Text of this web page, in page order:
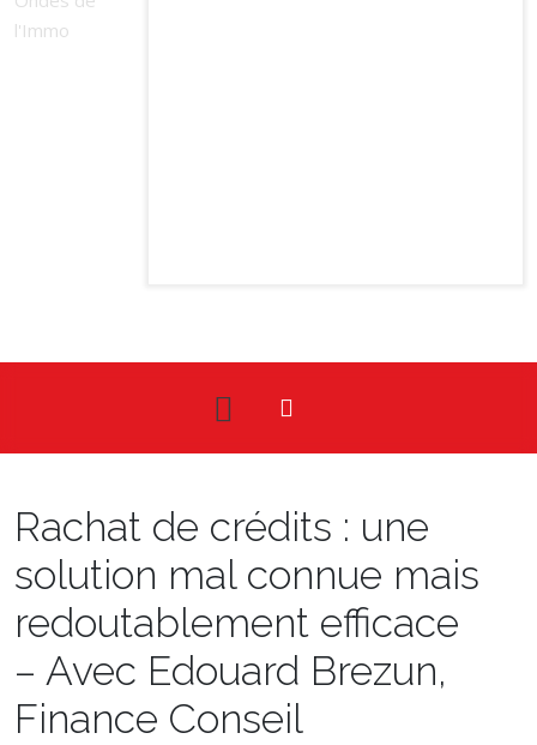
Rachat de crédits : une
solution mal connue mais
redoutablement efficace
– Avec Edouard Brezun,
Finance Conseil